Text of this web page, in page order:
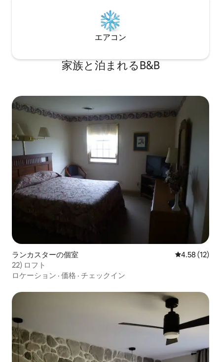
エアコン
家族と泊まれるB&B
ランカスターの個室 レビュー12
4.58 (12)
22) ロフト
ロケーション · 価格 · チェックイン